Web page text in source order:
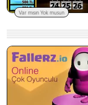
Var mısın Yok musun